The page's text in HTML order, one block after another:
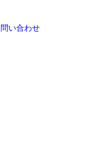
い合わせ